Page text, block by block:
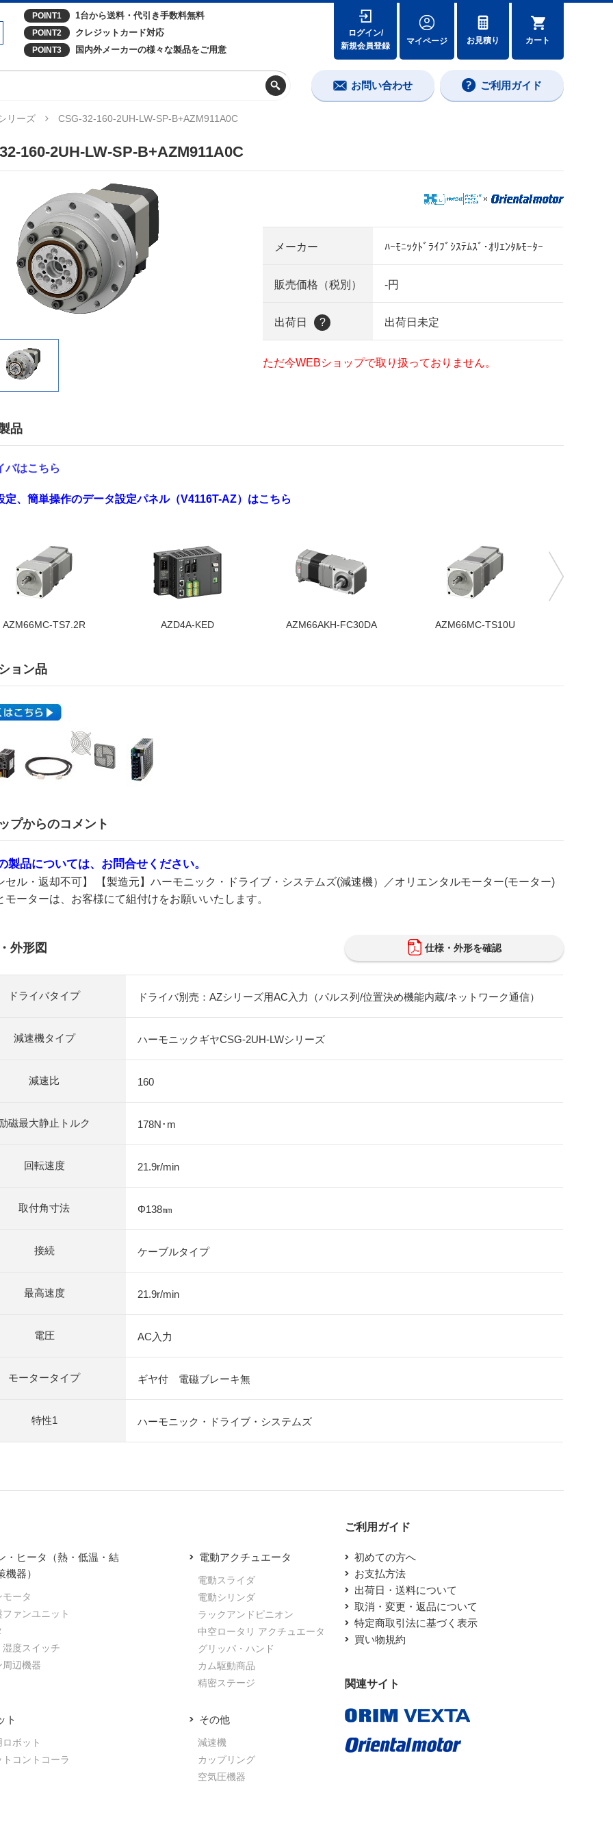
POINT1 1台から送料・代引き手数料無料
POINT2 クレジットカード対応
POINT3 国内外メーカーの様々な製品をご用意
ログイン/
新規会員登録
マイページ お見積り カート
お問い合わせ ご利用ガイド
リーズ CSG-32-160-2UH-LW-SP-B+AZM911A0C
160-2UH-LW-SP-B+AZM911A0C
メーカー ﾊｰﾓﾆｯｸﾄﾞﾗｲﾌﾞｼｽﾃﾑｽﾞ･ｵﾘｴﾝﾀﾙﾓｰﾀｰ
販売価格（税別） -円
出荷日 ? 出荷日未定
ただ今WEBショップで取り扱っておりません。
品
バはこちら
定、簡単操作のデータ設定パネル（V4116T-AZ）はこちら
AZM66MC-TS7.2R AZD4A-KED AZM66AKH-FC30DA AZM66MC-TS10U
ョン品
プからのコメント
製品については、お問合せください。
セル・返却不可】 【製造元】ハーモニック・ドライブ・システムズ(減速機）／オリエンタルモーター(モーター)
モーターは、お客様にて組付けをお願いいたします。
外形図 仕様・外形を確認
ドライバタイプ ドライバ別売：AZシリーズ用AC入力（パルス列/位置決め機能内蔵/ネットワーク通信）
減速機タイプ ハーモニックギヤCSG-2UH-LWシリーズ
減速比 160
磁最大静止トルク 178N･m
回転速度 21.9r/min
取付角寸法 Φ138㎜
接続 ケーブルタイプ
最高速度 21.9r/min
電圧 AC入力
モータータイプ ギヤ付 電磁ブレーキ無
特性1 ハーモニック・ドライブ・システムズ
・ヒータ（熱・低温・結
機器）
ータ
ファンユニット
湿度スイッチ
周辺機器
電動アクチュエータ
電動スライダ
電動シリンダ
ラックアンドピニオン
中空ロータリ アクチュエータ
グリッパ・ハンド
カム駆動商品
精密ステージ
ト
ボット
トコントコーラ
その他
減速機
カップリング
空気圧機器
ご利用ガイド
初めての方へ
お支払方法
出荷日・送料について
取消・変更・返品について
特定商取引法に基づく表示
買い物規約
関連サイト